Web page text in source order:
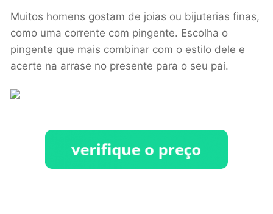
Muitos homens gostam de joias ou bijuterias finas,
como uma corrente com pingente. Escolha o
pingente que mais combinar com o estilo dele e
acerte na arrase no presente para o seu pai.